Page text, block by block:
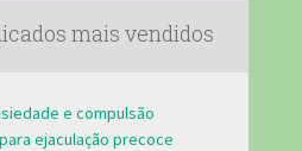
mais vendidos
e compulsão
ejaculação precoce